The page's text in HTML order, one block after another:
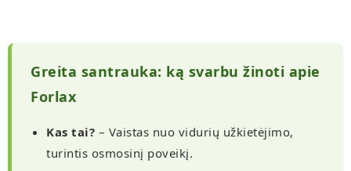
Greita santrauka: ką svarbu žinoti apie
Forlax
Kas tai? – Vaistas nuo vidurių užkietėjimo,
turintis osmosinį poveikį.